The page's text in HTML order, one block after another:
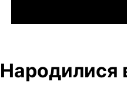
Народилися